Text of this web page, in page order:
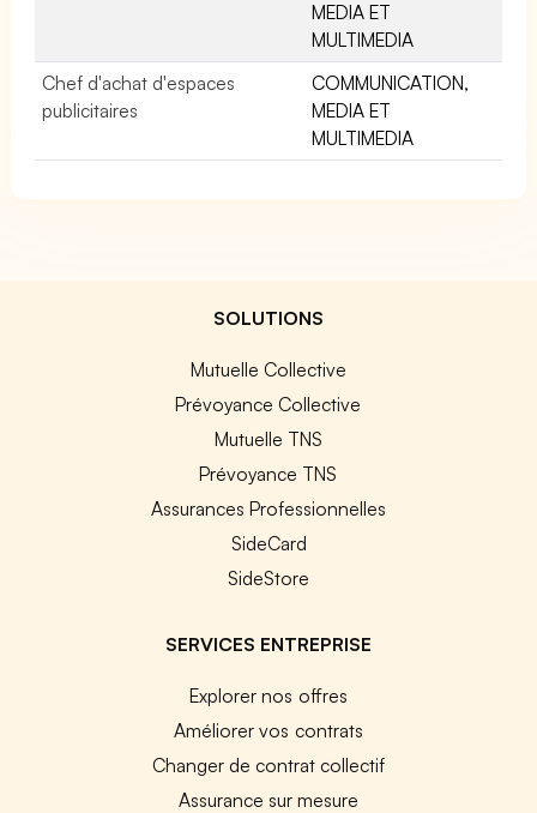
MEDIA ET
MULTIMEDIA
Chef d'achat d'espaces
publicitaires
COMMUNICATION,
MEDIA ET
MULTIMEDIA
SOLUTIONS
Mutuelle Collective
Prévoyance Collective
Mutuelle TNS
Prévoyance TNS
Assurances Professionnelles
SideCard
SideStore
SERVICES ENTREPRISE
Explorer nos offres
Améliorer vos contrats
Changer de contrat collectif
Assurance sur mesure